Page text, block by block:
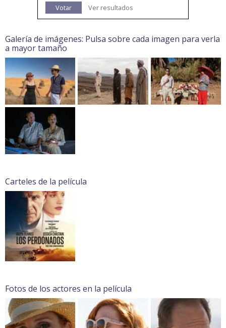
Votar
Ver resultados
Galería de imágenes: Pulsa sobre cada imagen para verla
a mayor tamaño
Carteles de la película
Fotos de los actores en la película